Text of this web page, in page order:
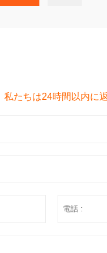
私たちは24時間以内に